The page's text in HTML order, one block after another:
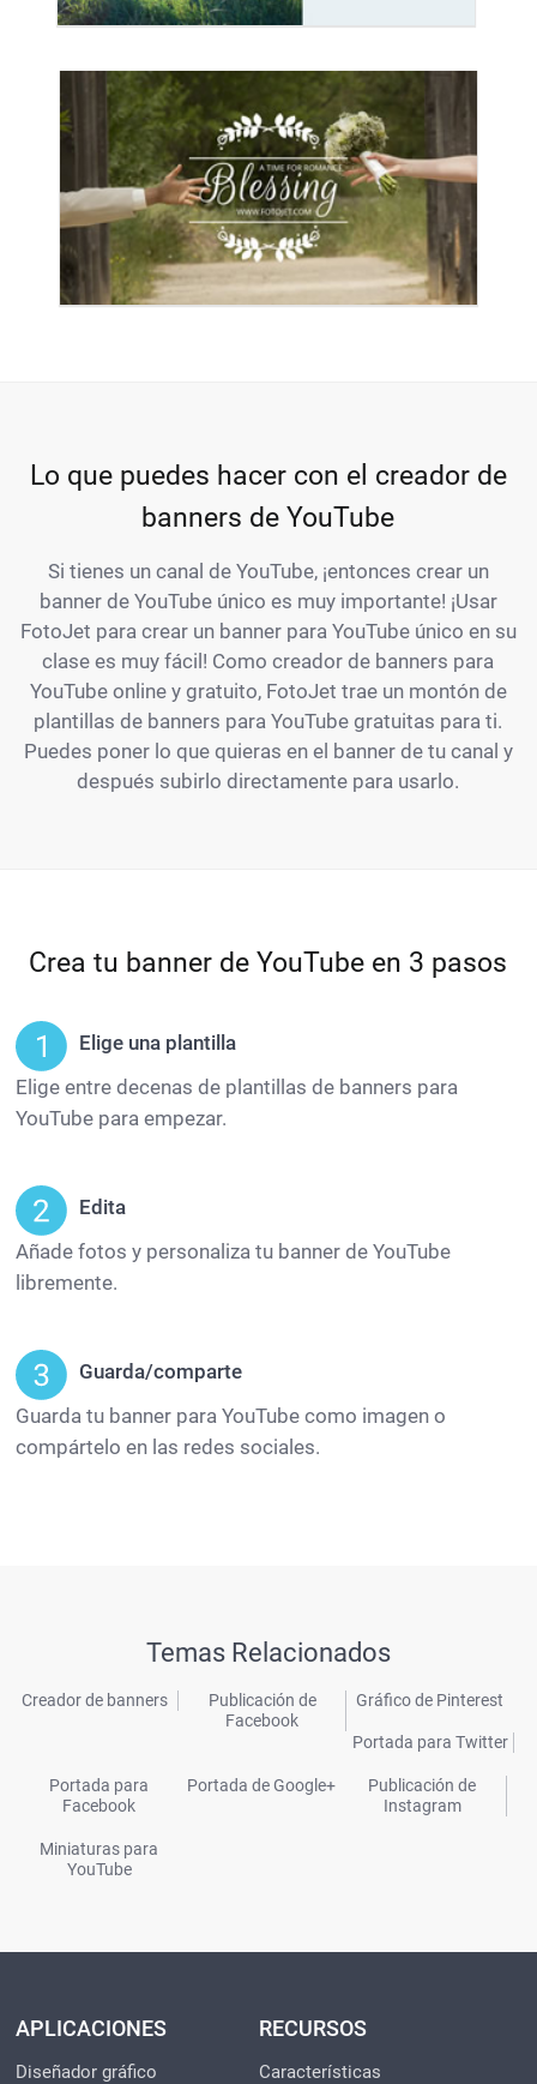
Lo que puedes hacer con el creador de
banners de YouTube
Si tienes un canal de YouTube, ¡entonces crear un
banner de YouTube único es muy importante! ¡Usar
FotoJet para crear un banner para YouTube único en su
clase es muy fácil! Como creador de banners para
YouTube online y gratuito, FotoJet trae un montón de
plantillas de banners para YouTube gratuitas para ti.
Puedes poner lo que quieras en el banner de tu canal y
después subirlo directamente para usarlo.
Crea tu banner de YouTube en 3 pasos
Elige una plantilla
Elige entre decenas de plantillas de banners para
YouTube para empezar.
Edita
Añade fotos y personaliza tu banner de YouTube
libremente.
Guarda/comparte
Guarda tu banner para YouTube como imagen o
compártelo en las redes sociales.
Temas Relacionados
Creador de banners
Publicación de
Facebook
Gráfico de Pinterest
Portada para Twitter
Portada para
Facebook
Portada de Google+
Publicación de
Instagram
Miniaturas para
YouTube
APLICACIONES
Diseñador gráfico
RECURSOS
Características